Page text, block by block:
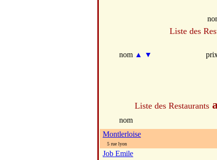
Liste des
nom ▲ ▼
Liste des Restaurants
nom
Montlerloise
5 rue lyon
Job Emile